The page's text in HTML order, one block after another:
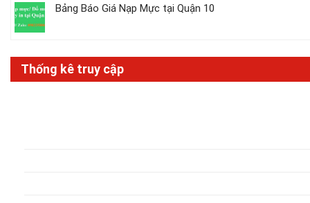
Bảng Báo Giá Nạp Mực tại Quận 10
Thống kê truy cập